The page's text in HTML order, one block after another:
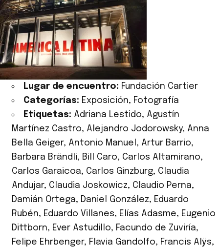
Lugar de encuentro: Fundación Cartier
Categorías: Exposición, Fotografía
Etiquetas: Adriana Lestido, Agustín
Martínez Castro, Alejandro Jodorowsky, Anna
Bella Geiger, Antonio Manuel , Artur Barrio,
Barbara Brändli, Bill Caro, Carlos Altamirano,
Carlos Garaicoa, Carlos Ginzburg, Claudia
Andujar, Claudia Joskowicz, Claudio Perna,
Damián Ortega, Daniel González, Eduardo
Rubén, Eduardo Villanes, Elías Adasme, Eugenio
Dittborn, Ever Astudillo, Facundo de Zuviría,
Felipe Ehrbenger, Flavia Gandolfo, Francis Alÿs,